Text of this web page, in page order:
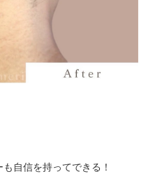
自信を持ってできる！